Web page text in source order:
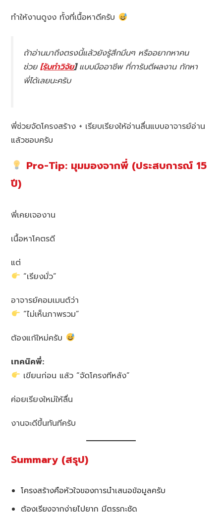
ทำให้งานดูงง ทั้งที่เนื้อหาดีครับ
ถ้าอ่านมาถึงตรงนี้แล้วยังรู้สึกมึนๆ หรืออยากหาคน
ช่วย[รับทำวิจัย]แบบมืออาชีพ ที่การันตีผลงาน ทักหา
พี่ได้เลยนะครับ
พี่ช่วยจัดโครงสร้าง + เรียบเรียงให้อ่านลื่นแบบอาจารย์อ่าน
แล้วชอบครับ
Pro-Tip: มุมมองจากพี่ (ประสบการณ์ 15
ปี)
พี่เคยเจองาน
เนื้อหาโคตรดี
แต่
“เรียงมั่ว”
อาจารย์คอมเมนต์ว่า
“ไม่เห็นภาพรวม”
ต้องแก้ใหม่ครับ
เทคนิคพี่:
เขียนก่อน แล้ว “จัดโครงทีหลัง”
ค่อยเรียงใหม่ให้ลื่น
งานจะดีขึ้นทันทีครับ
Summary (สรุป)
โครงสร้างคือหัวใจของการนำเสนอข้อมูลครับ
ต้องเรียงจากง่ายไปยาก มีตรรกะชัด